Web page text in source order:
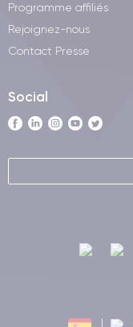
Programme affiliés
Rejoignez-nous
Contact Presse
Social